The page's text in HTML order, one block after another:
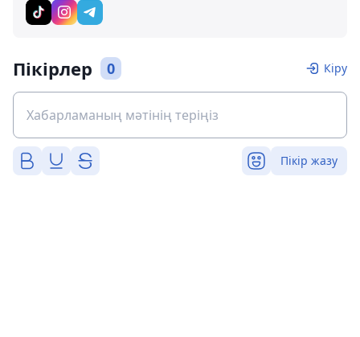
Пікірлер 0 Кіру
Пікір жазу